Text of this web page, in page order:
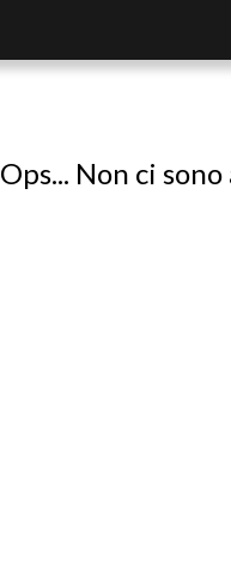
Ops... Non ci